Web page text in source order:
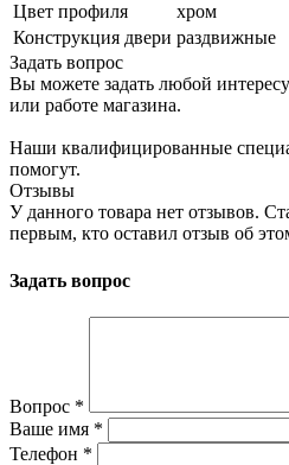
Цвет профиля
хром
Конструкция двери раздвижные
Задать вопрос
Вы можете задать любой
или работе магазина.
Наши квалифицированные
помогут.
Отзывы
У данного товара нет отзывов.
первым, кто оставил отзыв об
Задать вопрос
Вопрос *
Ваше имя *
Телефон *